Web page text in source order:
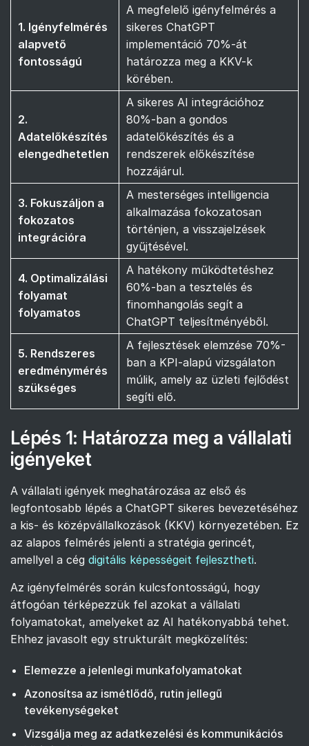
1. Igényfelmérés
alapvető
fontosságú
A megfelelő igényfelmérés a
sikeres ChatGPT
implementáció 70%-át
határozza meg a KKV-k
körében.
2.
Adatelőkészítés
elengedhetetlen
A sikeres AI integrációhoz
80%-ban a gondos
adatelőkészítés és a
rendszerek előkészítése
hozzájárul.
3. Fokuszáljon a
fokozatos
integrációra
A mesterséges intelligencia
alkalmazása fokozatosan
történjen, a visszajelzések
gyűjtésével.
4. Optimalizálási
folyamat
folyamatos
A hatékony működtetéshez
60%-ban a tesztelés és
finomhangolás segít a
ChatGPT teljesítményéből.
5. Rendszeres
eredménymérés
szükséges
A fejlesztések elemzése 70%-
ban a KPI-alapú vizsgálaton
múlik, amely az üzleti fejlődést
segíti elő.
Lépés 1: Határozza meg a vállalati
igényeket
A vállalati igények meghatározása az első és
legfontosabb lépés a ChatGPT sikeres bevezetéséhez
a kis- és középvállalkozások (KKV) környezetében. Ez
az alapos felmérés jelenti a stratégia gerincét,
amellyel a cég digitális képességeit fejlesztheti.
Az igényfelmérés során kulcsfontosságú, hogy
átfogóan térképezzük fel azokat a vállalati
folyamatokat, amelyeket az AI hatékonyabbá tehet.
Ehhez javasolt egy strukturált megközelítés:
Elemezze a jelenlegi munkafolyamatokat
Azonosítsa az ismétlődő, rutin jellegű
tevékenységeket
Vizsgálja meg az adatkezelési és kommunikációs